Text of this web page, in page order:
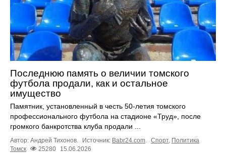
Последнюю память о величии томского
футбола продали, как и остальное
имущество
Памятник, установленный в честь 50-летия томского
профессионального футбола на стадионе «Труд», после
громкого банкротства клуба продали ...
Автор: Андрей Тихонов. Источник: Babr24.com. Спорт, Политика
Томск
25280 15.06.2026